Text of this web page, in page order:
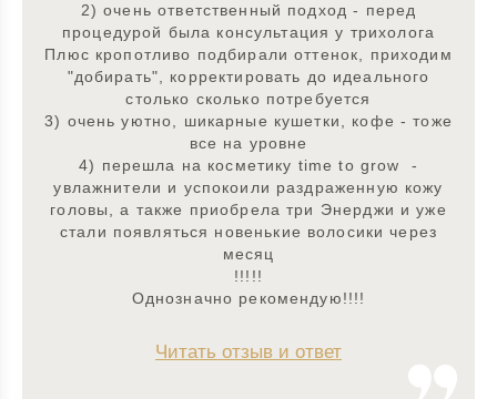
2) очень ответственный подход - перед
процедурой была консультация у трихолога
Плюс кропотливо подбирали оттенок, приходим
"добирать", корректировать до идеального
столько сколько потребуется
3) очень уютно, шикарные кушетки, кофе - тоже
все на уровне
4) перешла на косметику time to grow -
увлажнители и успокоили раздраженную кожу
головы, а также приобрела три Энерджи и уже
стали появляться новенькие волосики через
месяц
!!!!!
Однозначно рекомендую!!!!
Читать отзыв и ответ